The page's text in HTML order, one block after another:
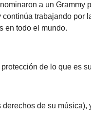
a un Grammy
continúa trabajando por
en todo el mundo.
de lo que es
de su música),